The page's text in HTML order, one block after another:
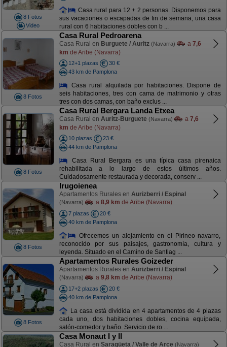
8 Fotos
Video
Casa rural para 12 + 2 personas. Disponemos para
sus vacaciones o escapadas de fin de semana, una casa
rural con 6 habitaciones dobles con b ...
8 Fotos
Casa Rural Pedroarena
Casa Rural en Burguete / Auritz (Navarra) a 7,6
km de Aribe (Navarra)
12+1 plazas
30 €
43 km de Pamplona
Casa rural alquilada por habitaciones. Dispone de
seis habitaciones, tres con cama de matrimonio y otras
tres con dos camas, con baño exclus ...
8 Fotos
Casa Rural Bergara Landa Etxea
Casa Rural en Auritz-Burguete (Navarra) a 7,6
km de Aribe (Navarra)
10 plazas
23 €
44 km de Pamplona
Casa Rural Bergara es una típica casa pirenaica
rehabilitada a lo largo de estos últimos años.
Cuidadosamente restaurada y decorada, conserv ...
8 Fotos
Irugoienea
Apartamentos Rurales en Aurizberri / Espinal
(Navarra) a 8,9 km de Aribe (Navarra)
7 plazas
20 €
40 km de Pamplona
Ofrecemos un alojamiento en el Pirineo navarro,
reconocido por sus paisajes, gastronomía, cultura y
leyenda. Situado en el Camino de Santiag ...
8 Fotos
Apartamentos Rurales Goizeder
Apartamentos Rurales en Aurizberri / Espinal
(Navarra) a 9,8 km de Aribe (Navarra)
17+2 plazas
20 €
40 km de Pamplona
La casa está dividida en 4 apartamentos de 4 plazas
cada uno, dos habitaciones dobles, cocina equipada,
salón-comedor y baño. Servicio de ro ...
Casa Monaut I y II
Casa Rural en Saragüeta / Valle de Arce (Navarra)